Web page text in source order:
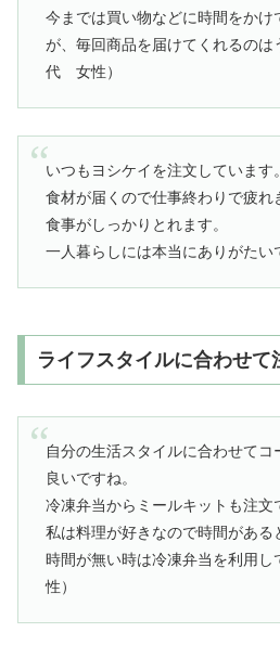
今までは買い物などに時間をかけ
が、毎回商品を届けてくれるの
代 女性）
いつもヨシケイを注文しています。
食材が届くので仕事終わりで疲れ
食事がしっかりとれます。
一人暮らしには本当にありがた
ライフスタイルに合わせて
自分の生活スタイルに合わせてコ
良いですね。
冷凍弁当からミールキットも注文
私は料理が好きなので時間がある
時間が無い時は冷凍弁当を利用
性）